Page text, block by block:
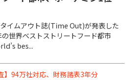
イムアウト誌(Time Out)が発表した
の世界ベストストリートフード都市
bes...
】94万社対応、財務諸表3年分